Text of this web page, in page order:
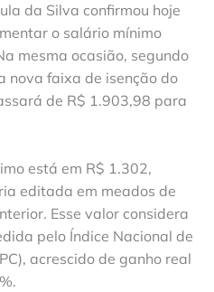
da Silva confirmou hoje
o salário mínimo
mesma ocasião, segundo
nova faixa de isenção do
de R$ 1.903,98 para
está em R$ 1.302,
editada em meados de
Esse valor considera
pelo Índice Nacional de
acrescido de ganho real